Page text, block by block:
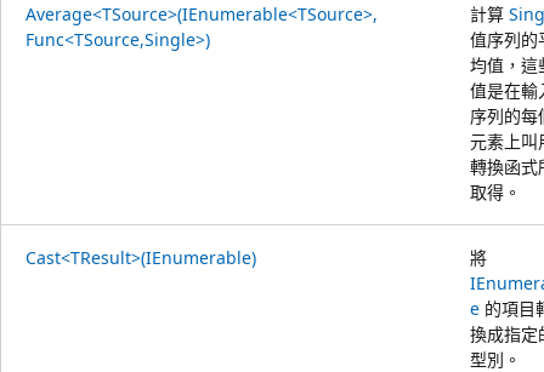
Average<TSource>(IEnumerable<TSource>,
Func<TSource,Single>)
計算
值序列的
均值，這
值是在輸
序列的每
元素上叫
轉換函式
取得。
Cast<TResult>(IEnumerable)
將
e 的項目
換成指定
型別。